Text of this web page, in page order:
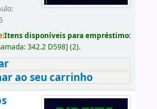
:Itens disponíveis para empréstimo:
342.2 D598] (2).
ao seu carrinho